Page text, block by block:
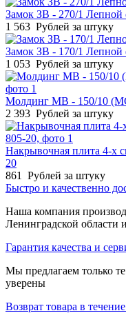
Замок ЗВ - 270/1 Лепной
1 563 Рублей за штуку
Замок ЗВ - 170/1 Лепной
1 053 Рублей за штуку
Молдинг МВ - 150/10
2 393 Рублей за штуку
Накрывочная плита 4-х
20
861
Рублей за штуку
Быстро и качественно
Наша компания
Ленинградской области
Гарантия качества и
Мы предлагаем только
уверены
Возврат товара в